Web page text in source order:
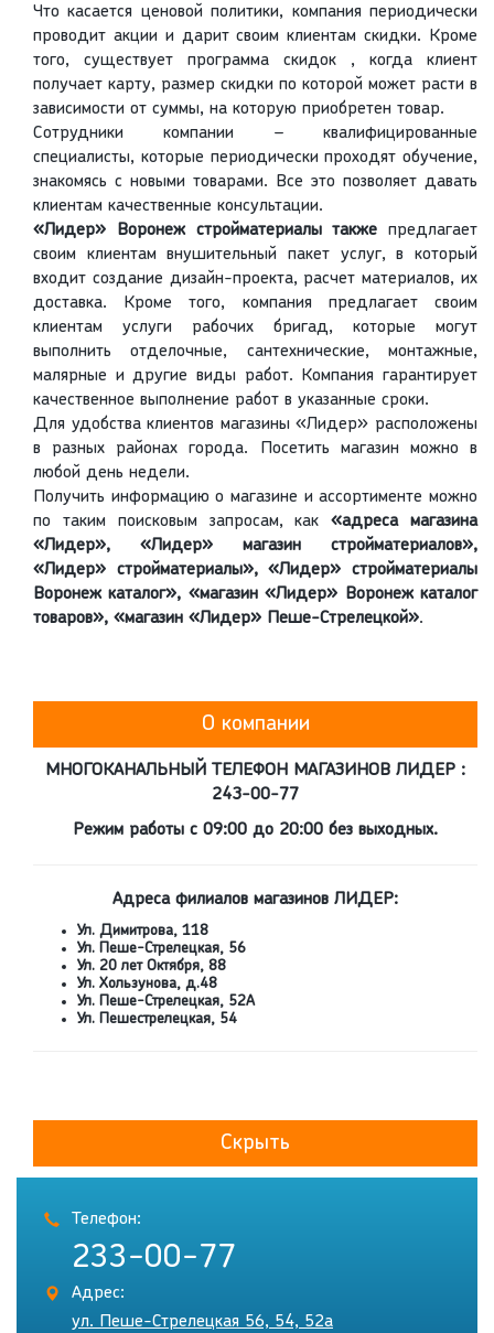
Что касается ценовой политики, компания периодически
проводит акции и дарит своим клиентам скидки. Кроме
того, существует программа скидок , когда клиент
получает карту, размер скидки по которой может расти в
зависимости от суммы, на которую приобретен товар.
Сотрудники компании – квалифицированные
специалисты, которые периодически проходят обучение,
знакомясь с новыми товарами. Все это позволяет давать
клиентам качественные консультации.
«Лидер» Воронеж стройматериалы также предлагает
своим клиентам внушительный пакет услуг, в который
входит создание дизайн-проекта, расчет материалов, их
доставка. Кроме того, компания предлагает своим
клиентам услуги рабочих бригад, которые могут
выполнить отделочные, сантехнические, монтажные,
малярные и другие виды работ. Компания гарантирует
качественное выполнение работ в указанные сроки.
Для удобства клиентов магазины «Лидер» расположены
в разных районах города. Посетить магазин можно в
любой день недели.
Получить информацию о магазине и ассортименте можно
по таким поисковым запросам, как«адреса магазина
«Лидер», «Лидер» магазин стройматериалов»,
«Лидер» стройматериалы», «Лидер» стройматериалы
Воронеж каталог», «магазин «Лидер» Воронеж каталог
товаров», «магазин «Лидер» Пеше-Стрелецкой».
О компании
МНОГОКАНАЛЬНЫЙ ТЕЛЕФОН МАГАЗИНОВ ЛИДЕР :
243-00-77
Режим работы с 09:00 до 20:00 без выходных.
Адреса филиалов магазинов ЛИДЕР:
Ул. Димитрова, 118
Ул. Пеше-Стрелецкая, 56
Ул. 20 лет Октября, 88
Ул. Хользунова, д.48
Ул. Пеше-Стрелецкая, 52А
Ул. Пешестрелецкая, 54
Скрыть
Телефон:
233-00-77
Адрес:
ул. Пеше-Стрелецкая 56, 54, 52а